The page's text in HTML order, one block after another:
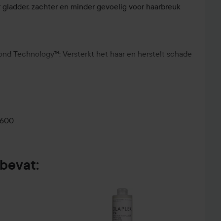
zachter en minder gevoelig voor haarbreuk
Technology™: Versterkt het haar en herstelt schade
aan op schoon, vochtig haar, van de lengtes tot
je vingers. Laat 10 minuten inwerken. Spoel grondig
minder voor fijn of kort haar.